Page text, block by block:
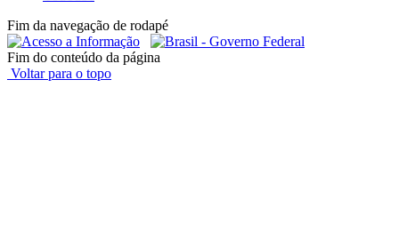
Fim da navegação de rodapé
Fim do conteúdo da página
Voltar para o topo